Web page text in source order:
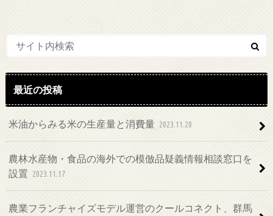
最近の投稿
米油からみる米の生産量と消費量 2023.11.20
農林水産物・食品の海外での模倣品疑義情報相談窓口を
設置 2023.11.17
農業フランチャイズモデル運営のクールコネクト、群馬